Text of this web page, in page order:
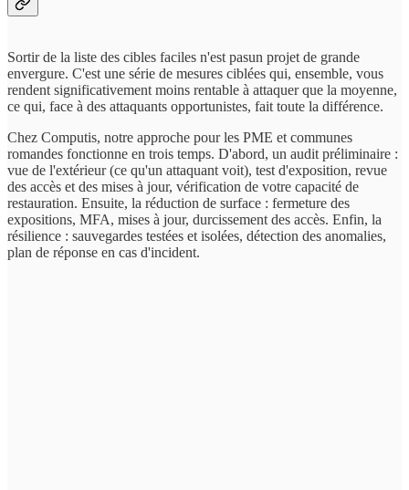
Sortir de la liste des cibles faciles n'est pasun projet de grande
envergure. C'est une série de mesures ciblées qui, ensemble, vous
rendent significativement moins rentable à attaquer que la moyenne,
ce qui, face à des attaquants opportunistes, fait toute la différence.
Chez Computis, notre approche pour les PME et communes
romandes fonctionne en trois temps. D'abord, un audit préliminaire :
vue de l'extérieur (ce qu'un attaquant voit), test d'exposition, revue
des accès et des mises à jour, vérification de votre capacité de
restauration. Ensuite, la réduction de surface : fermeture des
expositions, MFA, mises à jour, durcissement des accès. Enfin, la
résilience : sauvegardes testées et isolées, détection des anomalies,
plan de réponse en cas d'incident.